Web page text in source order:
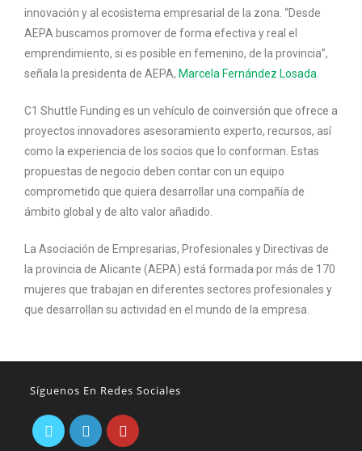
innovación y al ecosistema empresarial de la zona. “Desde
AEPA buscamos promover de forma efectiva y real el
emprendimiento, si es posible en femenino, de la provincia”,
señala la presidenta de AEPA, Marcela Fernández Losada
C1 Shuttle Funding es un vehículo de coinversión que ofrece a
proyectos innovadores asesoramiento experto, recursos, así
como la experiencia de los socios que lo conforman. Estas
propuestas de negocio deben contar con un equipo
comprometido que quiera desarrollar una compañía de
ámbito global y de alto valor añadido.
La Asociación de Empresarias, Profesionales y Directivas de
la provincia de Alicante (AEPA) está formada por más de 170
mujeres que trabajan en diferentes sectores profesionales y
que desarrollan su actividad en el mundo de la empresa.
Síguenos En Redes Sociales